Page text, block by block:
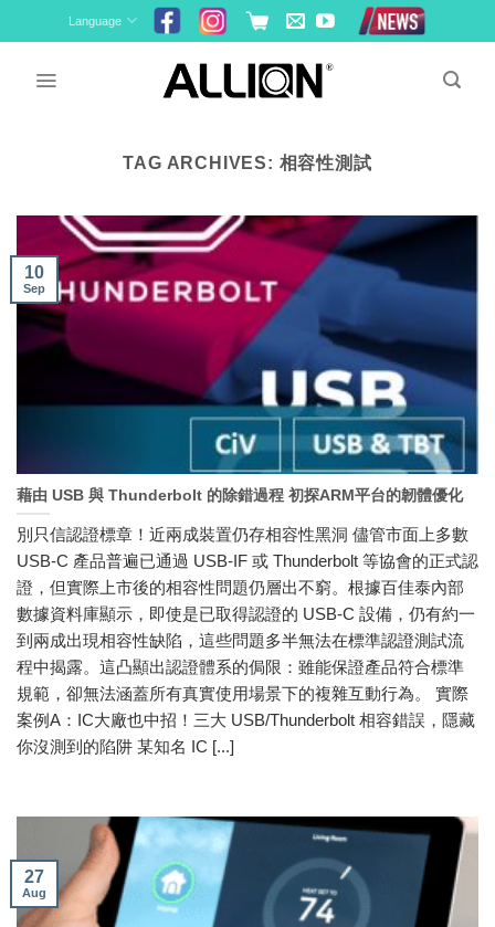
to
Language
TAG ARCHIVES: 相容性測試
藉由 USB 與 Thunderbolt 的除錯過程 初探ARM平台的韌體優化
別只信認證標章！近兩成裝置仍存相容性黑洞 儘管市面上多數
USB-C 產品普遍已通過 USB-IF 或 Thunderbolt 等協會的正式認
證，但實際上市後的相容性問題仍層出不窮。根據百佳泰內部
數據資料庫顯示，即使是已取得認證的 USB-C 設備，仍有約一
到兩成出現相容性缺陷，這些問題多半無法在標準認證測試流
程中揭露。這凸顯出認證體系的侷限：雖能保證產品符合標準
規範，卻無法涵蓋所有真實使用場景下的複雜互動行為。 實際
案例A：IC大廠也中招！三大 USB/Thunderbolt 相容錯誤，隱藏
你沒測到的陷阱 某知名 IC [...]
10
Sep
27
Aug